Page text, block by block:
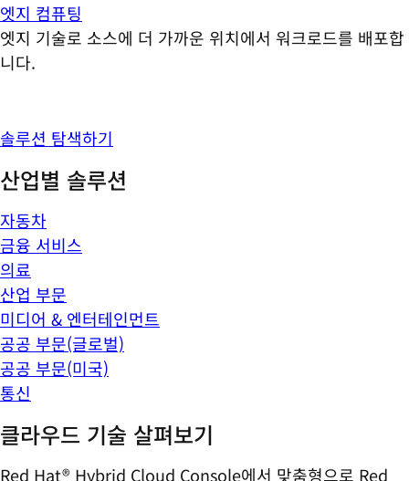
엣지 컴퓨팅
엣지 기술로 소스에 더 가까운 위치에서 워크로드를 배포합
니다.
솔루션 탐색하기
산업별 솔루션
자동차
금융 서비스
의료
산업 부문
미디어 & 엔터테인먼트
공공 부문(글로벌)
공공 부문(미국)
통신
클라우드 기술 살펴보기
Red Hat® Hybrid Cloud Console에서 맞춤형으로 Red